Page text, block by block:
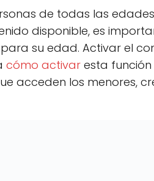
p
a
r
t
i
r
e
n
de todas las
disponible, es
su edad. Activar el
cómo activar esta
acceden los menores,